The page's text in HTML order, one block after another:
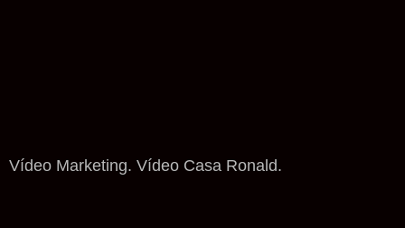
Vídeo Marketing. Vídeo Casa Ronald.